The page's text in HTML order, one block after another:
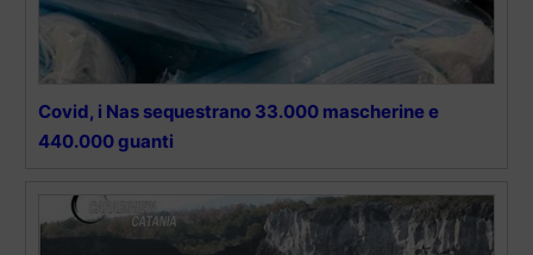
Covid, i Nas sequestrano 33.000 mascherine e
440.000 guanti